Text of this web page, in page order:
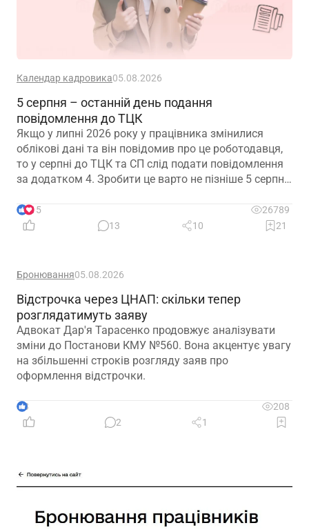
Календар кадровика05.08.2026
5 серпня – останній день подання
повідомлення до ТЦК
Якщо у липні 2026 року у працівника змінилися
облікові дані та він повідомив про це роботодавця,
то у серпні до ТЦК та СП слід подати повідомлення
за додатком 4. Зробити це варто не пізніше 5 серпня
15
26789
13
10 21
Бронювання05.08.2026
Відстрочка через ЦНАП: скільки тепер
розглядатимуть заяву
Адвокат Дар'я Тарасенко продовжує аналізувати
зміни до Постанови КМУ №560. Вона акцентує увагу
на збільшенні строків розгляду заяв про
оформлення відстрочки.
3
208
2
1